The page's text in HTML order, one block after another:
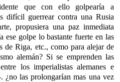
que con ello golpearía a
difícil guerrear contra una Rusia
propusiera una paz inmediata
ese golpe lo bastante fuerte en las
de Riga, etc., como para alejar de
alemán? Si se emprenden las
los imperialistas alemanes e
¿no las prolongarían mas una vez